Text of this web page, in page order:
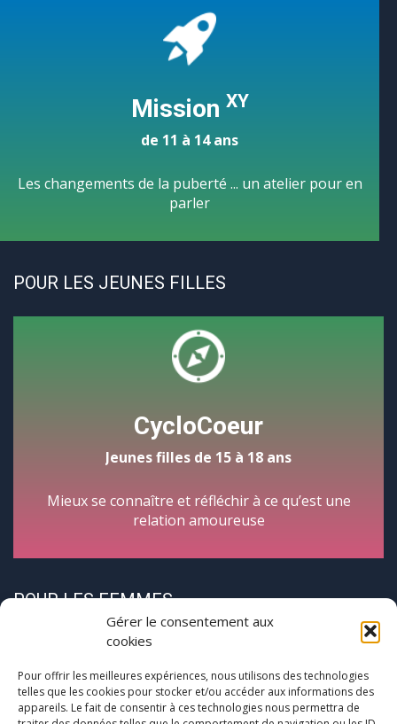
Gérer le consentement aux
cookies
Pour offrir les meilleures expériences, nous utilisons des technologies
telles que les cookies pour stocker et/ou accéder aux informations des
appareils. Le fait de consentir à ces technologies nous permettra de
Mission XY
de 11 à 14 ans
Les changements de la puberté ... un atelier pour en
parler
POUR LES JEUNES FILLES
CycloCoeur
Jeunes filles de 15 à 18 ans
Mieux se connaître et réfléchir à ce qu’est une
relation amoureuse
POUR LES FEMMES